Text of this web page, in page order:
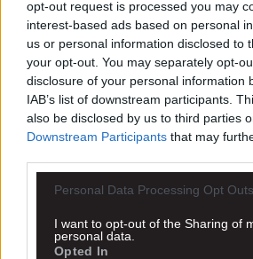
opt-out request is processed you may
interest-based ads based on personal
us or personal information disclosed to
your opt-out. You may separately opt-
disclosure of your personal information
IAB’s list of downstream participants.
also be disclosed by us to third parties
Downstream Participants that may
Personal Data Processing Opt Outs
I want to opt-out of the Sharing of
personal data.
Opted In